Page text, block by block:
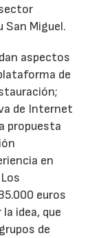
San Miguel.
aspectos
de
de Internet
propuesta
en
euros
idea, que
de